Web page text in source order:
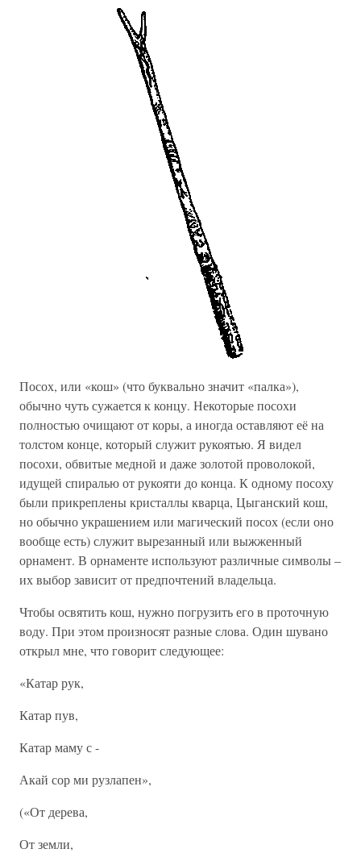
Посох, или «кош» (что буквально значит «палка»),
обычно чуть сужается к концу. Некоторые посохи
полностью очищают от коры, а иногда оставляют её на
толстом конце, который служит рукоятью. Я видел
посохи, обвитые медной и даже золотой проволокой,
идущей спиралью от рукояти до конца. К одному посоху
были прикреплены кристаллы кварца, Цыганский кош,
но обычно украшением или магический посох (если оно
вообще есть) служит вырезанный или выжженный
орнамент. В орнаменте используют различные символы –
их выбор зависит от предпочтений владельца.
Чтобы освятить кош, нужно погрузить его в проточную
воду. При этом произносят разные слова. Один шувано
открыл мне, что говорит следующее:
«Катар рук,
Катар пув,
Катар маму с -
Акай сор ми рузлапен»,
(«От дерева,
От земли,